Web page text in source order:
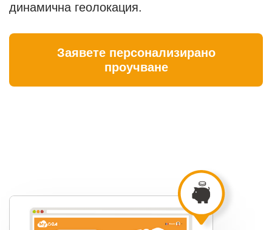
динамична геолокация.
Заявете персонализирано
проучване